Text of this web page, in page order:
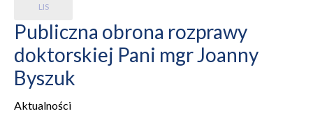
LIS
Publiczna obrona rozprawy
doktorskiej Pani mgr Joanny
Byszuk
Aktualności